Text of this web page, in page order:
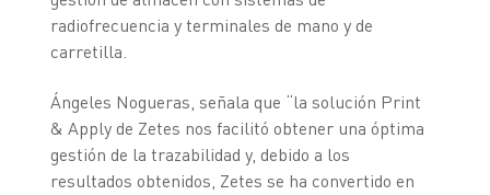
radiofrecuencia y terminales de mano y de
carretilla.
Ángeles Nogueras, señala que “la solución Print
& Apply de Zetes nos facilitó obtener una óptima
gestión de la trazabilidad y, debido a los
resultados obtenidos, Zetes se ha convertido en